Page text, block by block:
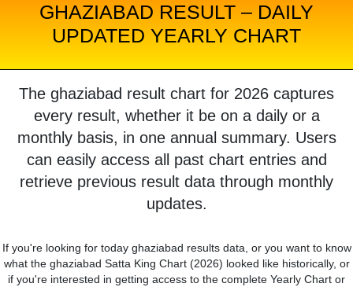
GHAZIABAD RESULT – DAILY
UPDATED YEARLY CHART
The ghaziabad result chart for 2026 captures
every result, whether it be on a daily or a
monthly basis, in one annual summary. Users
can easily access all past chart entries and
retrieve previous result data through monthly
updates.
If you're looking for today ghaziabad results data, or you want to know
what the ghaziabad Satta King Chart (2026) looked like historically, or
if you're interested in getting access to the complete Yearly Chart or